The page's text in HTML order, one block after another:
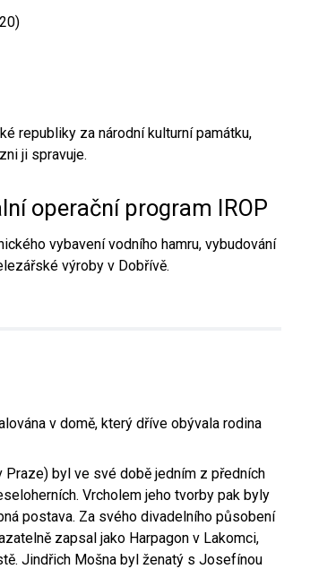
republiky za národní kulturní památku,
ji spravuje.
operační program IROP
vybavení vodního hamru, vybudování
výroby v Dobřívě.
v domě, který dříve obývala rodina
Praze) byl ve své době jedním z předních
Vrcholem jeho tvorby pak byly
postava. Za svého divadelního působení
zapsal jako Harpagon v Lakomci,
Jindřich Mošna byl ženatý s Josefínou